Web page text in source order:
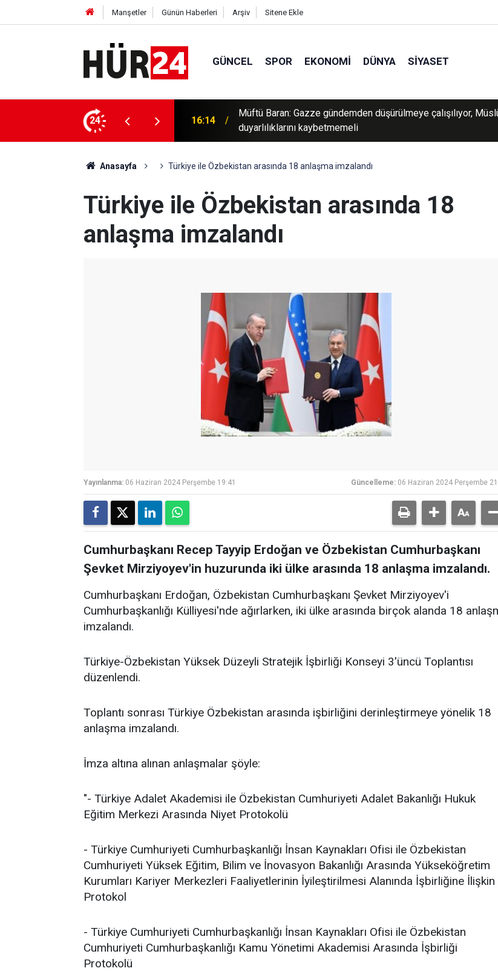
Manşetler Günün Haberleri Arşiv Sitene Ekle
GÜNCEL SPOR EKONOMI DÜNYA SIYASET
24
çalışılıyor, Müslümanlar
16:12 Washington'un Tayvan üzerinden yürüttüğü Asya planı ne?
Anasayfa Türkiye ile Özbekistan arasında 18 anlaşma imzalandı
Türkiye ile Özbekistan arasında 18
anlaşma imzalandı
Yayınlanma: 06 Haziran 2024 Perşembe 19:41 Güncelleme: 06 Haziran 2024 Perşembe
Cumhurbaşkanı Recep Tayyip Erdoğan ve Özbekistan Cumhurbaşkanı
Şevket Mirziyoyev'in huzurunda iki ülke arasında 18 anlaşma imzalandı.
Cumhurbaşkanı Erdoğan, Özbekistan Cumhurbaşkanı Şevket Mirziyoyev'i
Cumhurbaşkanlığı Külliyesi'nde ağırlarken, iki ülke arasında birçok alanda 18
imzalandı.
Türkiye-Özbekistan Yüksek Düzeyli Stratejik İşbirliği Konseyi 3'üncü Toplantısı
düzenlendi.
Toplantı sonrası Türkiye Özbekistan arasında işbirliğini derinleştirmeye yönelik 18
anlaşma imzalandı.
İmza altına alınan anlaşmalar şöyle:
"- Türkiye Adalet Akademisi ile Özbekistan Cumhuriyeti Adalet Bakanlığı Hukuk
Eğitim Merkezi Arasında Niyet Protokolü
- Türkiye Cumhuriyeti Cumhurbaşkanlığı İnsan Kaynakları Ofisi ile Özbekistan
Cumhuriyeti Yüksek Eğitim, Bilim ve İnovasyon Bakanlığı Arasında Yükseköğretim
Kurumları Kariyer Merkezleri Faaliyetlerinin İyileştirilmesi Alanında İşbirliğine İlişkin
Protokol
- Türkiye Cumhuriyeti Cumhurbaşkanlığı İnsan Kaynakları Ofisi ile Özbekistan
Cumhuriyeti Cumhurbaşkanlığı Kamu Yönetimi Akademisi Arasında İşbirliği
Protokolü